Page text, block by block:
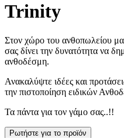
Trinity
Στον χώρο του ανθοπωλείου
σας δίνει την δυνατότητα να
ανθοδέσμη.
Ανακαλύψτε ιδέες και
την πιστοποίηση ειδικών
Τα πάντα για τον γάμο σας..!!